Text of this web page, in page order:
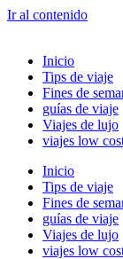
Ir al contenido
Inicio
Tips de viaje
Fines de
guías de viaje
Viajes de lujo
viajes low
Inicio
Tips de viaje
Fines de
guías de viaje
Viajes de lujo
viajes low